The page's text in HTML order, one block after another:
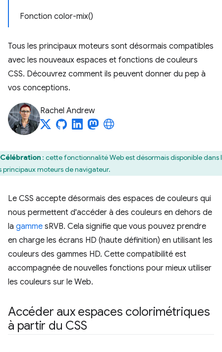
Fonction color-mix()
Tous les principaux moteurs sont désormais compatibles
avec les nouveaux espaces et fonctions de couleurs
CSS. Découvrez comment ils peuvent donner du pep à
vos conceptions.
Rachel Andrew
Célébration : cette fonctionnalité Web est désormais disponible dans
principaux moteurs de navigateur.
Le CSS accepte désormais des espaces de couleurs qui
nous permettent d'accéder à des couleurs en dehors de
la gamme sRVB. Cela signifie que vous pouvez prendre
en charge les écrans HD (haute définition) en utilisant les
couleurs des gammes HD. Cette compatibilité est
accompagnée de nouvelles fonctions pour mieux utiliser
les couleurs sur le Web.
Accéder aux espaces colorimétriques
à partir du CSS